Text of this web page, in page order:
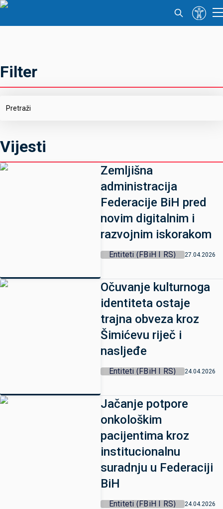
Vijesti
Zemljišna
administracija
Federacije BiH pred
novim digitalnim i
razvojnim iskorakom
Entiteti (FBiH I RS) 27.04.2026
Očuvanje kulturnoga
identiteta ostaje
trajna obveza kroz
Šimićevu riječ i
nasljeđe
Entiteti (FBiH I RS) 24.04.2026
Jačanje potpore
onkološkim
pacijentima kroz
institucionalnu
suradnju u Federaciji
BiH
Entiteti (FBiH I RS) 24.04.2026
Filter